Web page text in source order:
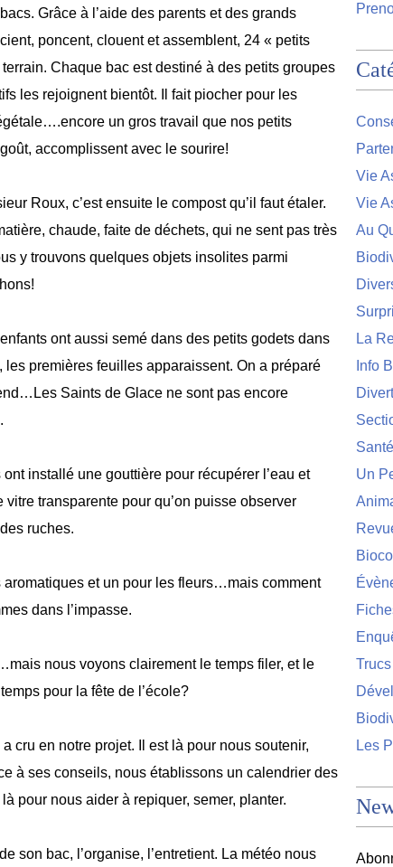
Grâce à l’aide des parents et des grands
poncent, clouent et assemblent, 24 « petits
Chaque bac est destiné à des petits groupes
les rejoignent bientôt. Il fait piocher pour les
un gros travail que nos petits
accomplissent avec le sourire!
Roux, c’est ensuite le compost qu’il faut étaler.
chaude, faite de déchets, qui ne sent pas très
y trouvons quelques objets insolites parmi
ont aussi semé dans des petits godets dans
les premières feuilles apparaissent. On a préparé
Saints de Glace ne sont pas encore
installé une gouttière pour récupérer l’eau et
transparente pour qu’on puisse observer
ruches.
aromatiques et un pour les fleurs…mais comment
dans l’impasse.
nous voyons clairement le temps filer, et le
pour la fête de l’école?
cru en notre projet. Il est là pour nous soutenir,
à ses conseils, nous établissons un calendrier des
pour nous aider à repiquer, semer, planter.
son bac, l’organise, l’entretient. La météo nous
Vie
Vie
Au
La
Info
Un
Les